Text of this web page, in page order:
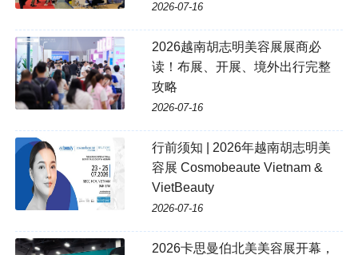
2026-07-16
2026越南胡志明美容展展商必
读！布展、开展、境外出行完整
攻略
2026-07-16
行前须知 | 2026年越南胡志明美
容展 Cosmobeaute Vietnam &
VietBeauty
2026-07-16
2026卡思曼伯北美美容展开幕，